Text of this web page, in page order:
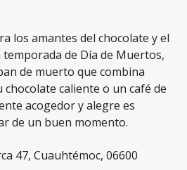
los amantes del chocolate y el
de Día de Muertos,
de muerto que combina
caliente o un café de
acogedor y alegre es
de un buen momento.
47, Cuauhtémoc, 06600